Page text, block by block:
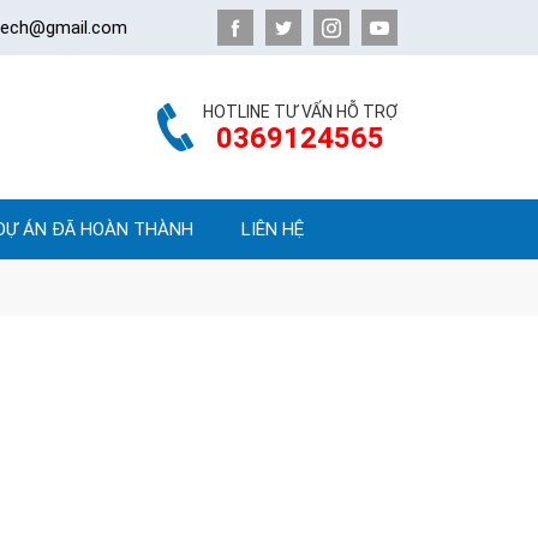
HOTLINE TƯ VẤN HỖ TRỢ
0369124565
ÁN ĐÃ HOÀN THÀNH LIÊN HỆ